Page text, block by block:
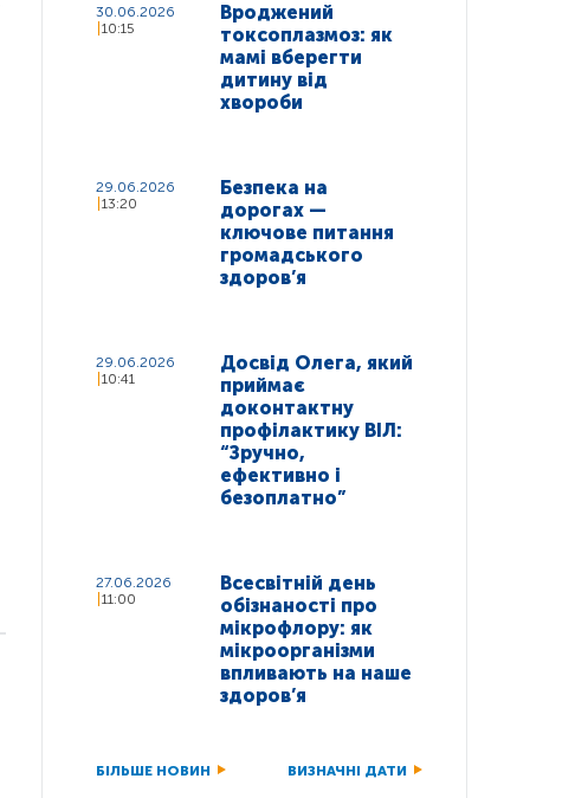
30.06.2026
10:15
Вроджений
токсоплазмоз: як
мамі вберегти
дитину від
хвороби
29.06.2026
13:20
Безпека на
дорогах —
ключове питання
громадського
здоров’я
29.06.2026
10:41
Досвід Олега, який
приймає
доконтактну
профілактику ВІЛ:
“Зручно,
ефективно і
безоплатно”
27.06.2026
11:00
Всесвітній день
обізнаності про
мікрофлору: як
мікроорганізми
впливають на наше
здоров’я
БІЛЬШЕ НОВИН ВИЗНАЧНІ ДАТИ